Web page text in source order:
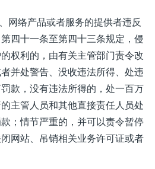
网络产品或者服务的提供者违反
四十一条至第四十三条规定，侵
权利的，由有关主管部门责令改
并处警告、没收违法所得、处违
款，没有违法所得的，处一百万
主管人员和其他直接责任人员处
；情节严重的，并可以责令暂停
网站、吊销相关业务许可证或者